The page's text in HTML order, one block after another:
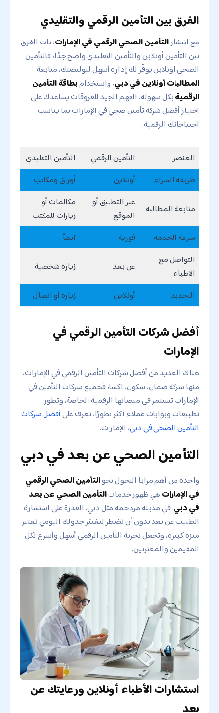
الفرق بين التأمين الرقمي والتقليدي
مع انتشارالتأمين الصحي الرقمي في الإمارات، بات الفرق
بين التأمين أونلاين والتأمين التقليدي واضح جدًا، فالتأمين
الصحي اونلاين يوفّر لك إدارة أسهل لبوليصتك، متابعة
المطالبات أونلاين في دبي، واستخدامبطاقة التأمين
الرقميةبكل سهولة، الفهم الجيد للفروقات يساعدك على
اختيار أفضل شركة تأمين صحي في الإمارات بما يناسب
احتياجاتك الرقمية.
العنصر التأمين الرقمي
التأمين التقليدي
طريقة الشراء
أونلاين أوراق ومكاتب
متابعة المطالبة
عبر التطبيق أو
الموقع
مكالمات أو
زيارات للمكتب
سرعة الخدمة
فورية
ابطأ
التواصل مع
الاطباء
عن بعد زيارة شخصية
التجديد أونلاين زيارة أو اتصال
أفضل شركات التأمين الرقمي في
الإمارات
هناك العديد من أفضل شركات التأمين الرقمي في الإمارات،
منها شركة ضمان، سكون، اكسا، فجميع شركات التأمين في
الإمارات تستثمر في منصاتها الرقمية الخاصة، وتطور
تطبيقات وبوابات عملاء أكثر تطورًا، تعرف علىأفضل شركات
التأمين الصحي في دبي، الإمارات.
التأمين الصحي عن بعد في دبي
واحدة من أهم مزايا التحول نحوالتأمين الصحي الرقمي
في الإماراتهي ظهور خدماتالتأمين الصحي عن بعد
في دبي. في مدينة مزدحمة مثل دبي، القدرة على استشارة
الطبيب عن بعد بدون أن تضطر لتغييّر جدولك اليومي تعتبر
ميزة كبيرة، وتجعل تجربة التأمين الرقمي أسهل وأسرع لكل
المقيمين والمغتربين.
استشارات الأطباء أونلاين ورعايتك عن
بعد